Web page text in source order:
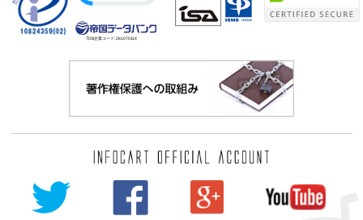
TDB企業コード:261070114